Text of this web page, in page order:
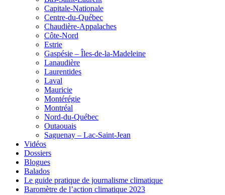
Capitale-Nationale
Centre-du-Québec
Chaudière-Appalaches
Côte-Nord
Estrie
Gaspésie – Îles-de-la-Madeleine
Lanaudière
Laurentides
Laval
Mauricie
Montérégie
Montréal
Nord-du-Québec
Outaouais
Saguenay – Lac-Saint-Jean
Vidéos
Dossiers
Blogues
Balados
Le guide pratique de journalisme climatique
Baromètre de l’action climatique 2023